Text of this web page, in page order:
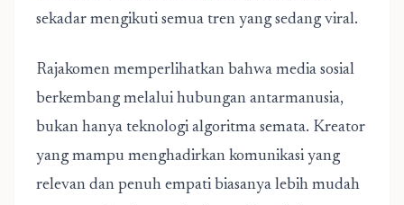
sekadar mengikuti semua tren yang sedang viral.
Rajakomen memperlihatkan bahwa media sosial
berkembang melalui hubungan antarmanusia,
bukan hanya teknologi algoritma semata. Kreator
yang mampu menghadirkan komunikasi yang
relevan dan penuh empati biasanya lebih mudah